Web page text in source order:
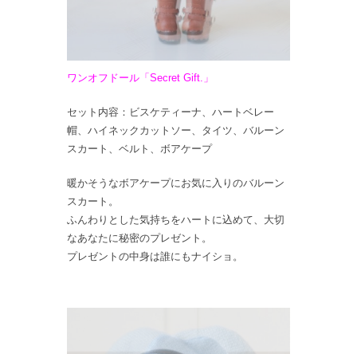
ワンオフドール「Secret Gift.」
セット内容：ビスケティーナ、ハートベレー
帽、ハイネックカットソー、タイツ、バルーン
スカート、ベルト、ボアケープ
暖かそうなボアケープにお気に入りのバルーン
スカート。
ふんわりとした気持ちをハートに込めて、大切
なあなたに秘密のプレゼント。
プレゼントの中身は誰にもナイショ。